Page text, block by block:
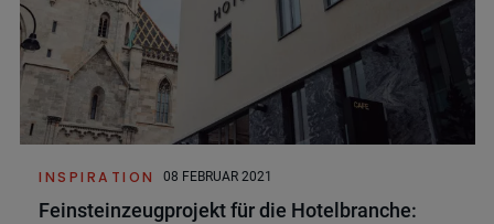
INSPIRATION 08 FEBRUAR 2021
Feinsteinzeugprojekt für die Hotelbranche: